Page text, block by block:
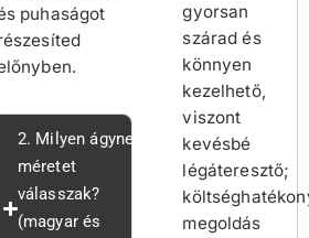
puhaságot
2. Milyen ágynemű
méretet
válasszak?
(magyar és
gyorsan
szárad és
könnyen
kezelhető,
viszont
kevésbé
légáteresztő;
megoldás